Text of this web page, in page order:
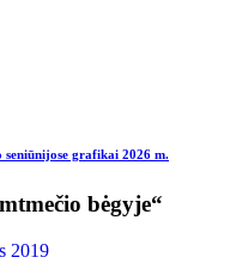
grafikai 2026 m.
bėgyje“